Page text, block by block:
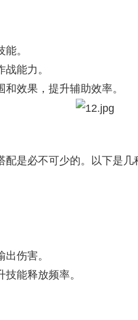
。
能力。
效果，提升辅助效率。
是必不可少的。以下是几
伤害。
能释放频率。